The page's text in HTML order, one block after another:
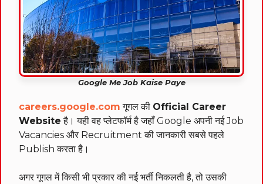
Google Me Job Kaise Paye
careers.google.com गूगल की Official Career
Website है। यही वह प्लेटफॉर्म है जहाँ Google अपनी नई Job
Vacancies और Recruitment की जानकारी सबसे पहले
Publish करता है।
अगर गूगल में किसी भी प्रकार की नई भर्ती निकलती है, तो उसकी